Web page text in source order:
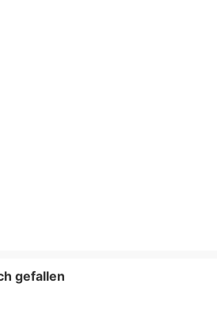
gefallen